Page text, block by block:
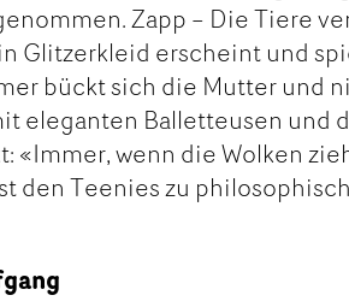
Zapp – Die Tiere
Glitzerkleid erscheint und
bückt sich die Mutter und
eleganten Balletteusen und
«Immer, wenn die Wolken
den Teenies zu